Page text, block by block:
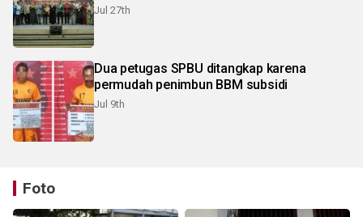
Jul 27th
Dua petugas SPBU ditangkap karena
permudah penimbun BBM subsidi
Jul 9th
Foto